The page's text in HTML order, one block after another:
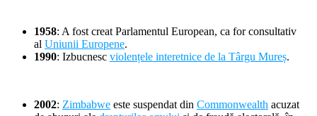
1958: A fost creat Parlamentul European, ca for consultativ
al Uniunii Europene.
1990: Izbucnesc violențele interetnice de la Târgu Mureș.
2002: Zimbabwe este suspendat din Commonwealth acuzat